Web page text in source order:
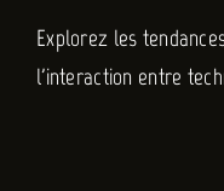
Explorez les
l'interaction entre